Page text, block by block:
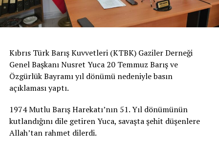
Kıbrıs Türk Barış Kuvvetleri (KTBK) Gaziler Derneği
Genel Başkanı Nusret Yuca 20 Temmuz Barış ve
Özgürlük Bayramı yıl dönümü nedeniyle basın
açıklaması yaptı.
1974 Mutlu Barış Harekatı’nın 51. Yıl dönümünün
kutlandığını dile getiren Yuca, savaşta şehit düşenlere
Allah’tan rahmet dilerdi.